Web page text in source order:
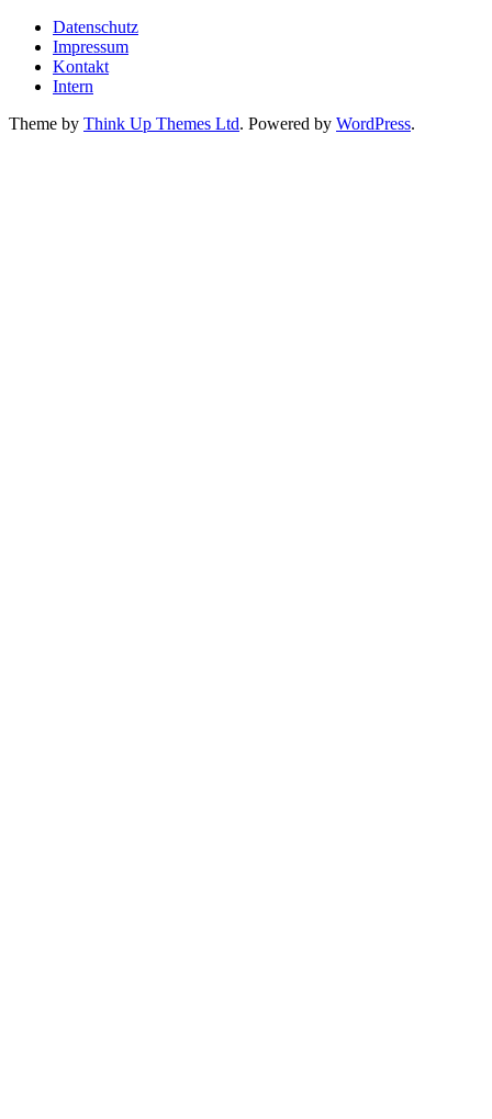
Datenschutz
Impressum
Kontakt
Intern
Theme by Think Up Themes Ltd. Powered by WordPress.